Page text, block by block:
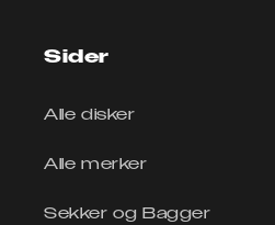
Sider
Alle disker
Alle merker
Sekker og Bagger